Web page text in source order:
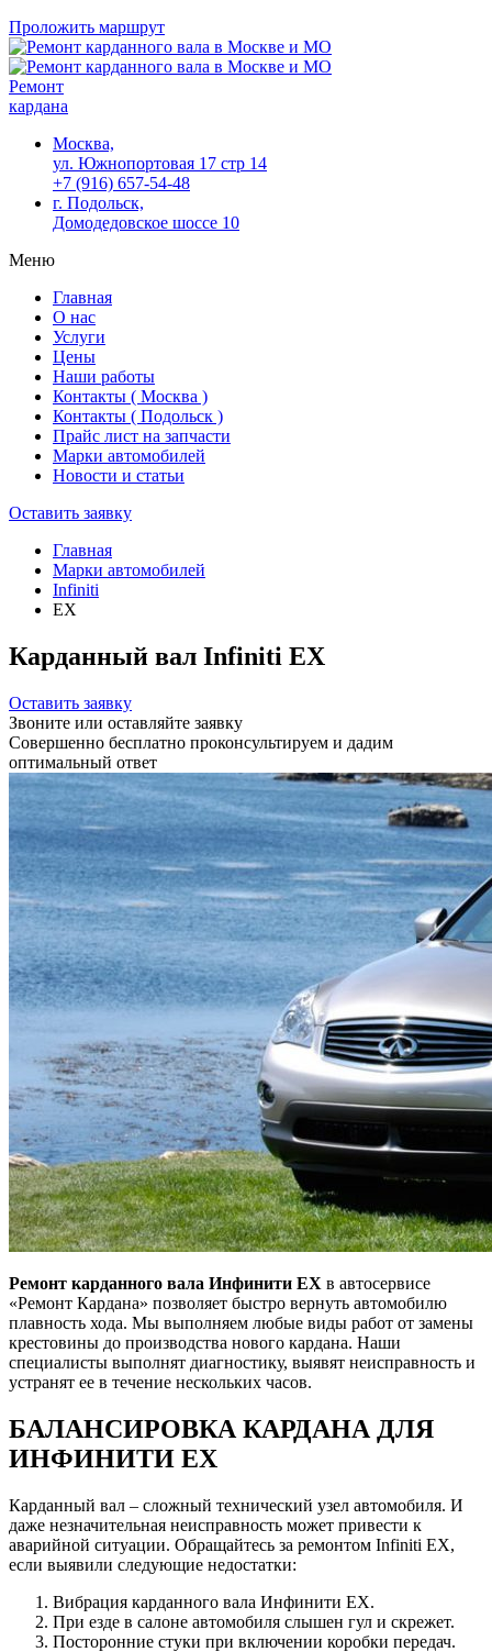
Проложить маршрут
Ремонт
кардана
Москва,
ул. Южнопортовая 17 стр 14
+7 (916) 657-54-48
г. Подольск,
Домодедовское шоссе 10
Меню
Главная
О нас
Услуги
Цены
Наши работы
Контакты ( Москва )
Контакты ( Подольск )
Прайс лист на запчасти
Марки автомобилей
Новости и статьи
Оставить заявку
Главная
Марки автомобилей
Infiniti
EX
Карданный вал Infiniti EX
Оставить заявку
Звоните или оставляйте заявку
Совершенно бесплатно проконсультируем и дадим
оптимальный ответ
Ремонт карданного вала Инфинити ЕХ в автосервисе
«Ремонт Кардана» позволяет быстро вернуть автомобилю
плавность хода. Мы выполняем любые виды работ от замены
крестовины до производства нового кардана. Наши
специалисты выполнят диагностику, выявят неисправность и
устранят ее в течение нескольких часов.
БАЛАНСИРОВКА КАРДАНА ДЛЯ
ИНФИНИТИ ЕХ
Карданный вал – сложный технический узел автомобиля. И
даже незначительная неисправность может привести к
аварийной ситуации. Обращайтесь за ремонтом Infiniti EX,
если выявили следующие недостатки:
Вибрация карданного вала Инфинити ЕХ.
При езде в салоне автомобиля слышен гул и скрежет.
Посторонние стуки при включении коробки передач.